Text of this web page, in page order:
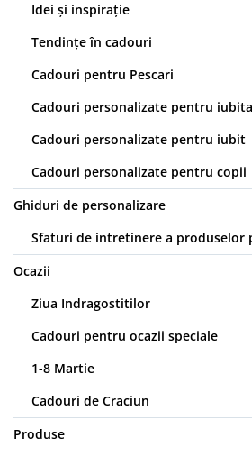
Idei și inspirație
Tendințe în cadouri
Cadouri pentru Pescari
Cadouri personalizate pentru iubita
Cadouri personalizate pentru iubit
Cadouri personalizate pentru copii
Ghiduri de personalizare
Sfaturi de intretinere a produselor
Ocazii
Ziua Indragostitilor
Cadouri pentru ocazii speciale
1-8 Martie
Cadouri de Craciun
Produse